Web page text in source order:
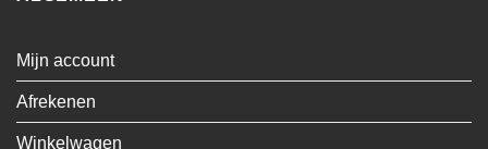
Mijn account
Afrekenen
Winkelwagen